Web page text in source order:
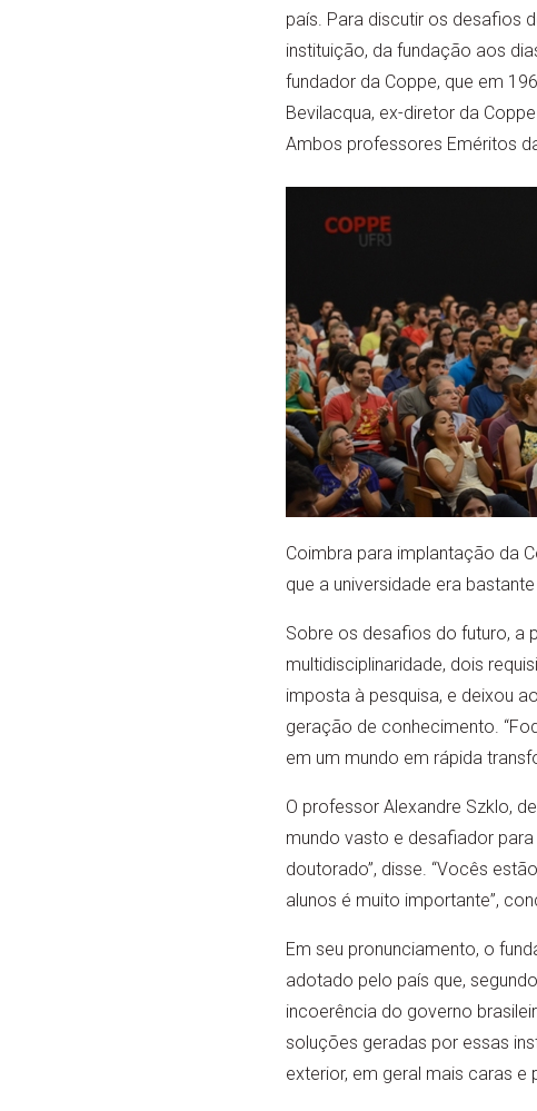
país. Para discutir os desafios
instituição, da fundação aos
fundador da Coppe, que em
Bevilacqua, ex-diretor da
Ambos professores Eméritos
Coimbra para implantação da
que a universidade era
Sobre os desafios do futuro, a
multidisciplinaridade, dois
imposta à pesquisa, e deixou
geração de conhecimento.
em um mundo em rápida
O professor Alexandre Szklo,
mundo vasto e desafiador
doutorado”, disse. “Vocês
alunos é muito importante”,
Em seu pronunciamento, o
adotado pelo país que,
incoerência do governo
soluções geradas por essas
exterior, em geral mais caras